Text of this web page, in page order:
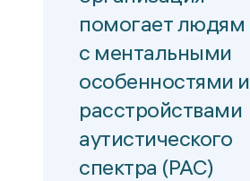
помогает людям
с ментальными
особенностями и
расстройствами
аутистического
спектра (РАС)